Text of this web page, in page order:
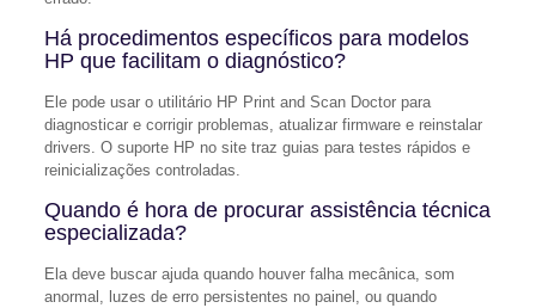
Há procedimentos específicos para modelos
HP que facilitam o diagnóstico?
Ele pode usar o utilitário HP Print and Scan Doctor para
diagnosticar e corrigir problemas, atualizar firmware e reinstalar
drivers. O suporte HP no site traz guias para testes rápidos e
reinicializações controladas.
Quando é hora de procurar assistência técnica
especializada?
Ela deve buscar ajuda quando houver falha mecânica, som
anormal, luzes de erro persistentes no painel, ou quando